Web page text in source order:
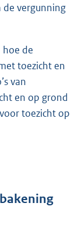
de vergunning
hoe de
toezicht en
van
en op grond
toezicht op